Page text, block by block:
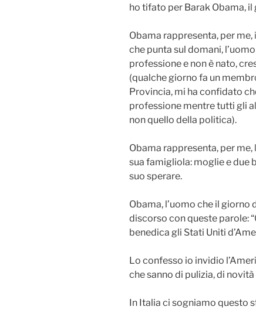
ho tifato per Barak Obama,
Obama rappresenta, per
che punta sul domani,
professione e non è nato,
(qualche giorno fa un
Provincia, mi ha confidato
professione mentre tutti gli
non quello della politica).
Obama rappresenta, per me,
sua famigliola: moglie e due
suo sperare.
Obama, l’uomo che il giorno
discorso con queste parole:
benedica gli Stati Uniti
Lo confesso io invidio
che sanno di pulizia, di
In Italia ci sogniamo questo